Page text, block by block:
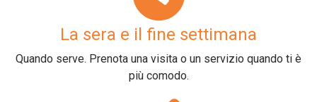
La sera e il fine settimana
Quando serve. Prenota una visita o un servizio quando ti è
più comodo.